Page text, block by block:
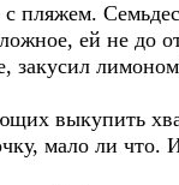
пляжем.
ей не до
закусил
выкупить
мало ли